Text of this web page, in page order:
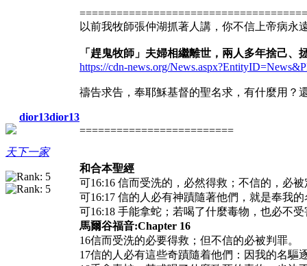
dior13dior13
天下一家
以前我牧師張仲湖抓著人講，你不信上帝病永
「趕鬼牧師」夫婦相繼離世，兩人多年捨己
https://cdn-news.org/
禱告求告，奉耶穌基督的聖名求，有什麼用？
=========================
和合本聖經
可16:16 信而受洗的，必然得救；不信的，必
可16:17 信的人必有神蹟隨著他們，就是奉我
可16:18 手能拿蛇；若喝了什麼毒物，也必不
馬爾谷福音:Chapter 16
16信而受洗的必要得救；但不信的必被判罪。
17信的人必有這些奇蹟隨着他們：因我的名驅